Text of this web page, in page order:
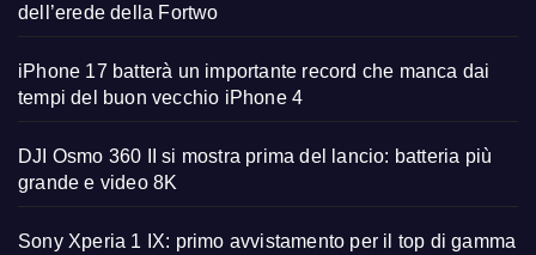
dell’erede della Fortwo
iPhone 17 batterà un importante record che manca dai
tempi del buon vecchio iPhone 4
DJI Osmo 360 II si mostra prima del lancio: batteria più
grande e video 8K
Sony Xperia 1 IX: primo avvistamento per il top di gamma